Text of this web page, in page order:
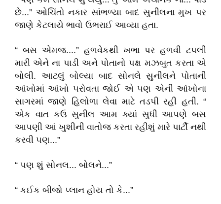
છે...” ઓચિંતો નકાર સાંભળ્યા બાદ સુનીલના મુખ પર
જાણે કેટલાયે ભાવો ઉભરાઈ આવ્યા હતા.
“ બસ એમજ....” હળવેકથી ખભા પર હળવી ટપલી
મારી એને ના પાડી અને પોતાનો પક્ષ મઝબુત કરતા એ
બોલી. આટલું બોલ્યા બાદ સોનલે સુનીલને પોતાની
આંખોમાં આંખો પરોવતા જોઈ એ પણ એની આંખોના
સાગરમાં જાણે હિલોળા લેવા માટે તડપી રહી હતી. “
એક વાત કઉ સુનીલ આમ ક્યાં સુધી આપણે બસ
આપણી આં ખુશીની વાતોજ કરતા રહીશું મારે પાર્ટી નથી
કરવી પણ...”
“ પણ શું સોનલ... બોલને...”
“ કઈક બીજો પ્લાન હોય તો કે...”